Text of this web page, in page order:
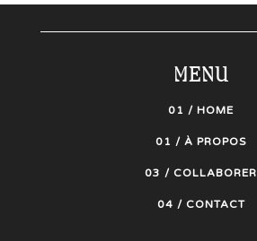
MENU
01 / HOME
01 / À PROPOS
03 / COLLABORER
04 / CONTACT